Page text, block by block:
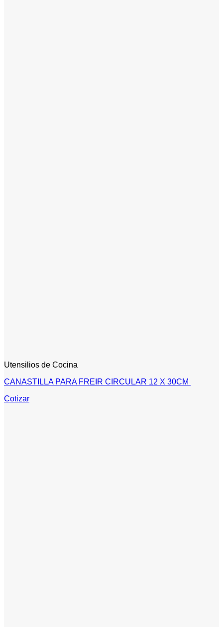
Utensilios de Cocina
CANASTILLA PARA FREIR CIRCULAR 12 X 30CM
Cotizar